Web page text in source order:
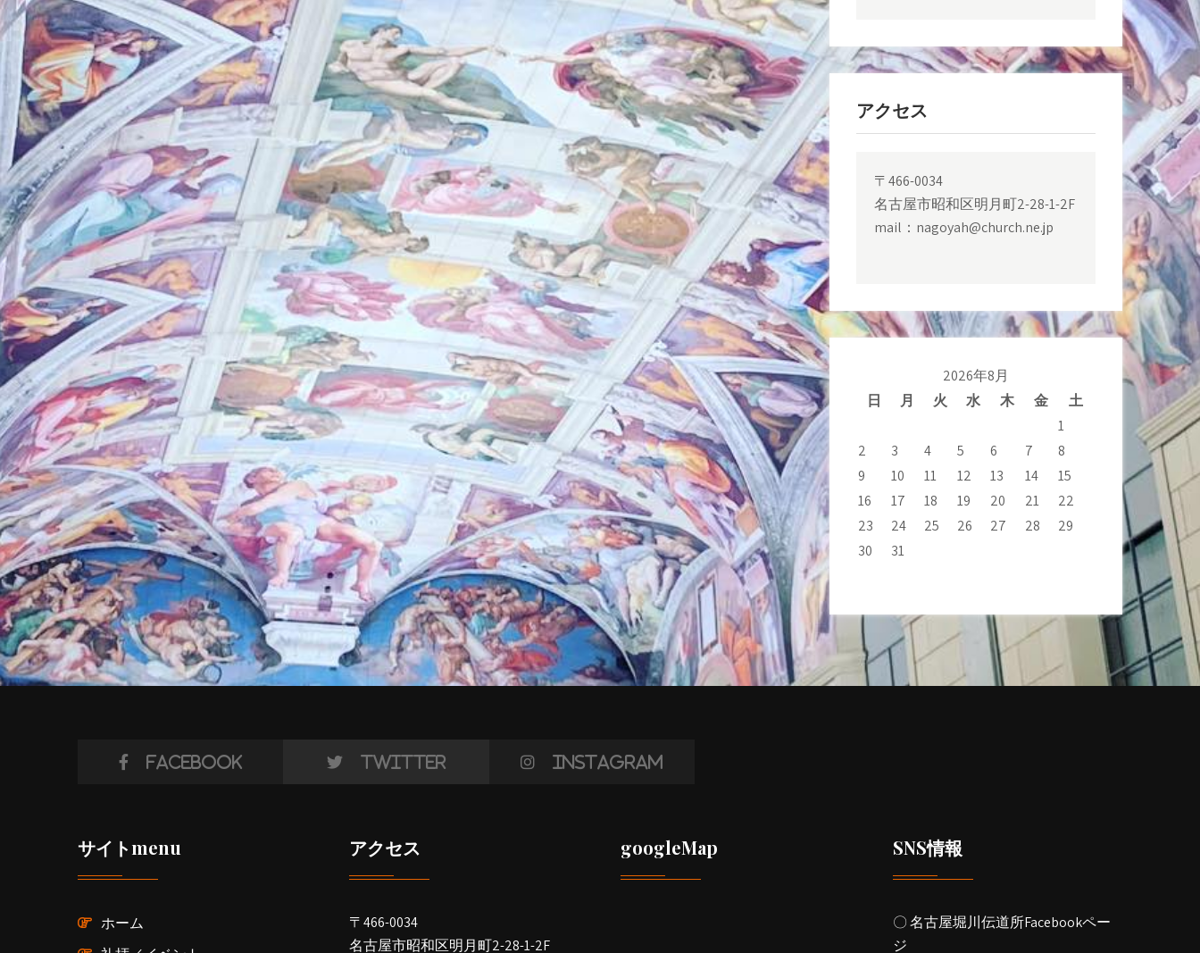
アクセス
〒466-0034
名古屋市昭和区明月町2-28-1-2F
mail：nagoyah@church.ne.jp
2026年8月
日
月 火 水 木 金
土
1
2
3 4 5 6 7
8
9
10 11 12 13 14
15
16
17 18 19 20 21
22
23
24 25 26 27 28
29
30
31
Facebook Twitter Instagram
サイトmenu
ホーム
アクセス
〒466-0034
名古屋市昭和区明月町2-28-1-2F
googleMap SNS情報
〇 名古屋堀川伝道所Facebookペー
ジ